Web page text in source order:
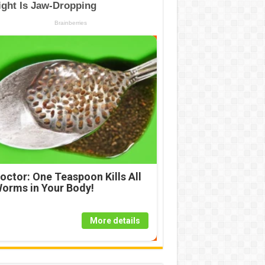
One Teaspoon Kills All
in Your Body!
More details